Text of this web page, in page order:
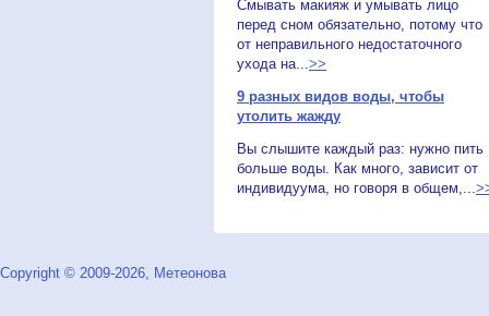
Смывать макияж и умывать лицо
перед сном обязательно, потому что
от неправильного недостаточного
ухода на...>>
9 разных видов воды, чтобы
утолить жажду
Вы слышите каждый раз: нужно пить
больше воды. Как много, зависит от
индивидуума, но говоря в общем,...
Copyright © 2009-2026, Метеонова